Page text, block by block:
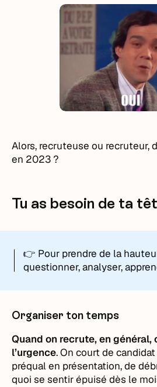
Alors, recruteuse ou recruteur,
en 2023 ?
Tu as besoin de ta
👉 Pour prendre de la
questionner, analyser,
Organiser ton temps
Quand on recrute, en général,
l’urgence. On court de
préqual en présentation, de
quoi se sentir épuisé dès le